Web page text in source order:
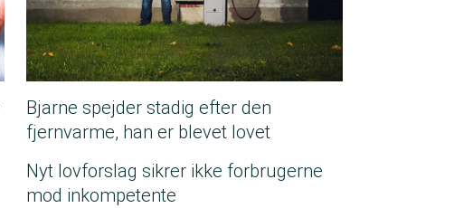
Bjarne spejder stadig efter den
fjernvarme, han er blevet lovet
Nyt lovforslag sikrer ikke forbrugerne
mod inkompetente